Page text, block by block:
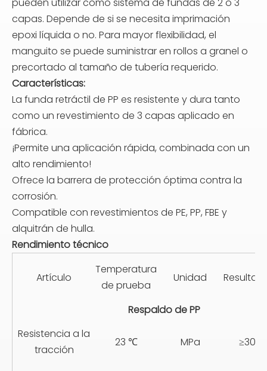
capas. Depende de si se necesita imprimación
epoxi líquida o no. Para mayor flexibilidad, el
manguito se puede suministrar en rollos a granel o
precortado al tamaño de tubería requerido.
Características:
La funda retráctil de PP es resistente y dura tanto
como un revestimiento de 3 capas aplicado en
fábrica.
¡Permite una aplicación rápida, combinada con un
alto rendimiento!
Ofrece la barrera de protección óptima contra la
corrosión.
Compatible con revestimientos de PE, PP, FBE y
alquitrán de hulla.
Rendimiento técnico
Artículo
Temperatura
de prueba
Unidad
Respaldo de PP
Resistencia a la
tracción
23 ℃ MPa ≥30